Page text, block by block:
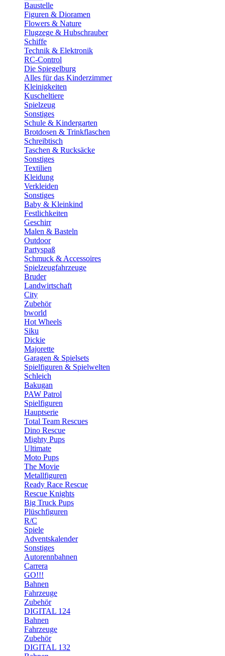
Baustelle
Figuren & Dioramen
Flowers & Nature
Flugzege & Hubschrauber
Schiffe
Technik & Elektronik
RC-Control
Die Spiegelburg
Alles für das Kinderzimmer
Kleinigkeiten
Kuscheltiere
Spielzeug
Sonstiges
Schule & Kindergarten
Brotdosen & Trinkflaschen
Schreibtisch
Taschen & Rucksäcke
Sonstiges
Textilien
Kleidung
Verkleiden
Sonstiges
Baby & Kleinkind
Festlichkeiten
Geschirr
Malen & Basteln
Outdoor
Partyspaß
Schmuck & Accessoires
Spielzeugfahrzeuge
Bruder
Landwirtschaft
City
Zubehör
bworld
Hot Wheels
Siku
Dickie
Majorette
Garagen & Spielsets
Spielfiguren & Spielwelten
Schleich
Bakugan
PAW Patrol
Spielfiguren
Hauptserie
Total Team Rescues
Dino Rescue
Mighty Pups
Ultimate
Moto Pups
The Movie
Metallfiguren
Ready Race Rescue
Rescue Knights
Big Truck Pups
Plüschfiguren
R/C
Spiele
Adventskalender
Sonstiges
Autorennbahnen
Carrera
GO!!!
Bahnen
Fahrzeuge
Zubehör
DIGITAL 124
Bahnen
Fahrzeuge
Zubehör
DIGITAL 132